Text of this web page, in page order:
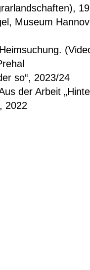
Museum
so“, 2023/24
der Arbeit
2022